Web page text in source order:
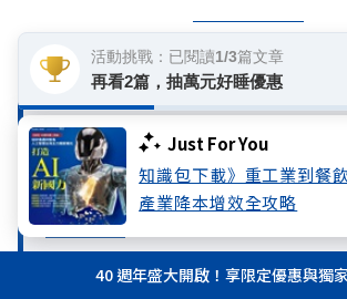
Just For You
知識包下載》重工業到餐
產業降本增效全攻略
•一場病程8到12年，最貴的不
護
•從「理賠門檻」、「給付時機」
保單盲區
•安達人壽打造「輕度即早給付
失智症 必看重點Q&A
40 週年盛大開啟！享限定優惠與獨
活動挑戰：已閱讀1/3篇文章
再看2篇，抽萬元好睡優惠